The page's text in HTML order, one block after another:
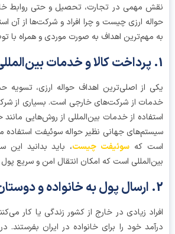
مهمی در تجارت، تحصیل و حتی روابط خانوادگی
ارزی چیست و چرا افراد و شرکت‌ها از آن استفاده
اهداف به صورت موردی و همراه با توضیح،
از اصلی‌ترین اهداف حواله ارزی، تسویه حساب
از شرکت‌های خارجی است. بسیاری از شرکت‌ها
از خدمات بین‌المللی از روش‌هایی مانند
جهانی نظیر حواله سوئیفت استفاده می‌کنند.
کهسوئیفت چیست، باید بدانید این
است که امکان انتقال امن و سریع پول را
زیادی در خارج از کشور زندگی یا کار می‌کنند و
خود را برای خانواده در ایران بفرستند. در